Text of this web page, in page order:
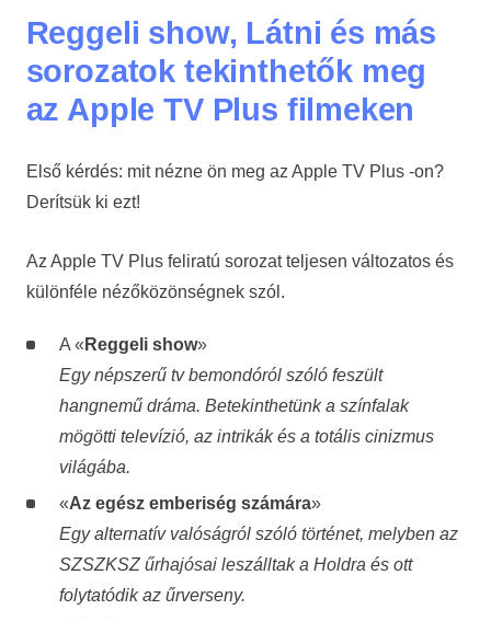
Reggeli show, Látni és más
sorozatok tekinthetők meg
az Apple TV Plus filmeken
Első kérdés: mit nézne ön meg azApple TV Plus-on?
Derítsük ki ezt!
Az Apple TV Plus feliratú sorozat teljesen változatos és
különféle nézőközönségnek szól.
A « Reggeli show»
Egy népszerű tv bemondóról szóló feszült
hangnemű dráma. Betekinthetünk a színfalak
mögötti televízió, az intrikák és a totális cinizmus
világába.
«Az egész emberiség számára»
Egy alternatív valóságról szóló történet, melyben az
SZSZKSZ űrhajósai leszálltak a Holdra és ott
folytatódik az űrverseny.